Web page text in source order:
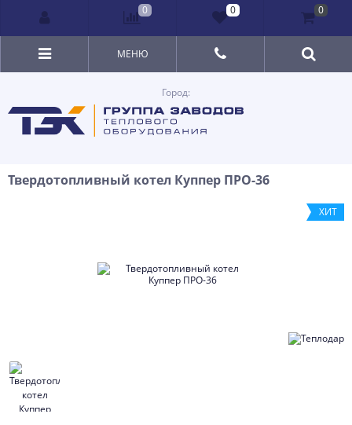
Город:
МЕНЮ
Твердотопливный котел Куппер ПРО-36
ХИТ
0 0 0